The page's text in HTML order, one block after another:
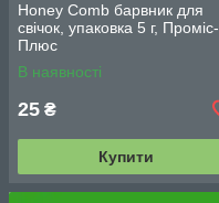
Honey Comb барвник для
свічок, упаковка 5 г, Проміс-
Плюс
В наявності
25 ₴
Купити